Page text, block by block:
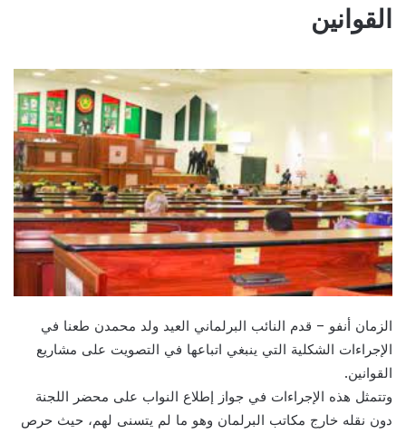
القوانين
الزمان أنفو – قدم النائب البرلماني العيد ولد محمدن طعنا في
الإجراءات الشكلية التي ينبغي اتباعها في التصويت على مشاريع
القوانين.
وتتمثل هذه الإجراءات في جواز إطلاع النواب على محضر اللجنة
دون نقله خارج مكاتب البرلمان وهو ما لم يتسنى لهم، حيث حرص